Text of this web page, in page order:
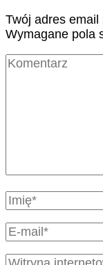
Twój adres
Wymagane pola